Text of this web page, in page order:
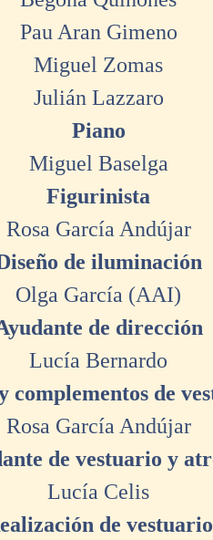
Pau Aran Gimeno
Miguel Zomas
Julián Lazzaro
Piano
Miguel Baselga
Figurinista
Rosa García Andújar
de iluminación
Olga García (AAI)
de dirección
Lucía Bernardo
complementos de
Rosa García Andújar
de vestuario y
Lucía Celis
de vestuario